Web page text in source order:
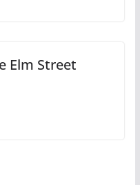
Elm Street